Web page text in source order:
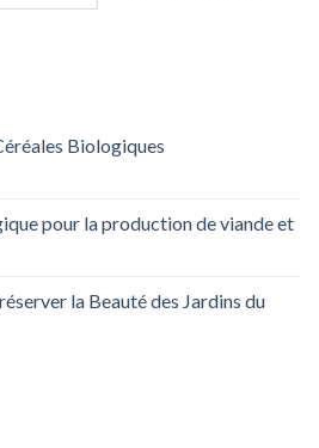
Biologiques
pour la production de viande et
la Beauté des Jardins du